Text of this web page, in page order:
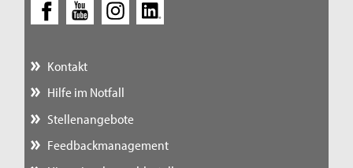
Kontakt
Hilfe im Notfall
Stellenangebote
Feedbackmanagement